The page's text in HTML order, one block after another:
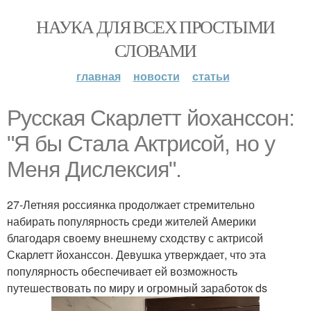
НАУКА ДЛЯ ВСЕХ ПРОСТЫМИ
СЛОВАМИ
главная новости статьи
Русская Скарлетт йоханссон:
"Я бы Стала Актрисой, но у
Меня Дислексия".
27-Летняя россиянка продолжает стремительно
набирать популярность среди жителей Америки
благодаря своему внешнему сходству с актрисой
Скарлетт йоханссон. Девушка утверждает, что эта
популярность обеспечивает ей возможность
путешествовать по миру и огромный заработок ds